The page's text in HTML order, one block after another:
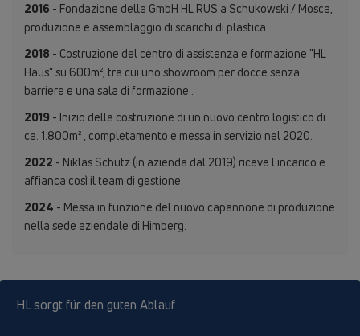
2016 - Fondazione della GmbH HL RUS a Schukowski / Mosca,
produzione e assemblaggio di scarichi di plastica .
2018 - Costruzione del centro di assistenza e formazione "HL
Haus" su 600m², tra cui uno showroom per docce senza
barriere e una sala di formazione .
2019 - Inizio della costruzione di un nuovo centro logistico di
ca. 1.800m² , completamento e messa in servizio nel 2020.
2022 - Niklas Schütz (in azienda dal 2019) riceve l'incarico e
affianca così il team di gestione.
2024 - Messa in funzione del nuovo capannone di produzione
nella sede aziendale di Himberg.
HL sorgt für den guten Ablauf